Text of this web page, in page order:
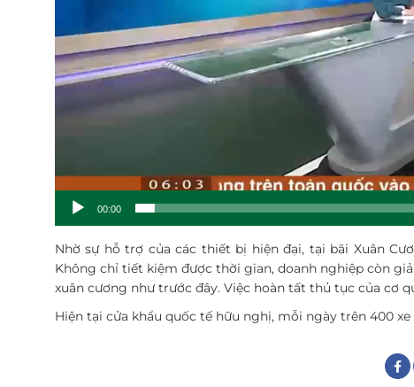
00:00
Nhờ sự hỗ trợ của các thiết bị hiện đại, tại bãi Xuân
Không chỉ tiết kiệm được thời gian, doanh nghiệp còn
xuân cương như trước đây. Việc hoàn tất thủ tục của cơ
Hiện tại cửa khẩu quốc tế hữu nghị, mỗi ngày trên 400